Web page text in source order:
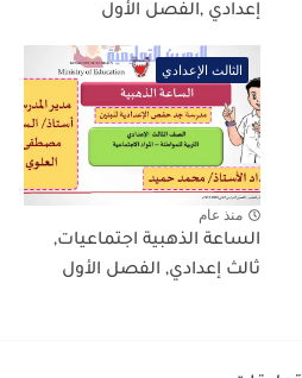
إعدادي ,الفصل الأول
الثالث الإعدادي
منذ عام
الساعة الذهبية اجتماعيات,
ثالث إعدادي, الفصل الأول